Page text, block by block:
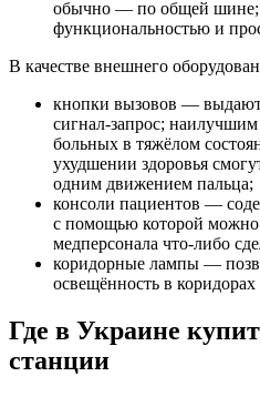
обычно — по общей шине;
функциональностью и
В качестве внешнего
кнопки вызовов — выдают
сигнал-запрос;
больных в тяжёлом
ухудшении здоровья
одним движением пальца;
консоли пациентов —
с помощью которой можно
медперсонала что-либо
коридорные лампы —
освещённость в
Где в Украине
станции